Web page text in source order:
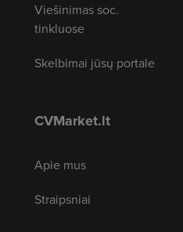
Viešinimas soc.
tinkluose
Skelbimai jūsų portale
CVMarket.lt
Apie mus
Straipsniai